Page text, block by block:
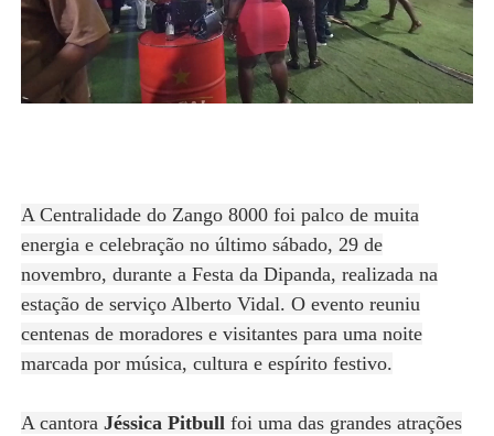
A Centralidade do Zango 8000 foi palco de muita
energia e celebração no último sábado, 29 de
novembro, durante a Festa da Dipanda, realizada na
estação de serviço Alberto Vidal. O evento reuniu
centenas de moradores e visitantes para uma noite
marcada por música, cultura e espírito festivo.
A cantora Jéssica Pitbullfoi uma das grandes atrações